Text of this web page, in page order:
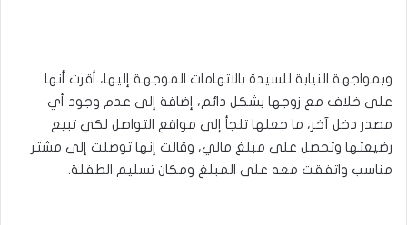
وبمواجهة النيابة للسيدة بالاتهامات الموجهة إليها، أقرت أنها
على خلاف مع زوجها بشكل دائم، إضافة إلى عدم وجود أي
مصدر دخل آخر، ما جعلها تلجأ إلى مواقع التواصل لكي تبيع
رضيعتها وتحصل على مبلغ مالي، وقالت إنها توصلت إلى مشتر
مناسب واتفقت معه على المبلغ ومكان تسليم الطفلة.